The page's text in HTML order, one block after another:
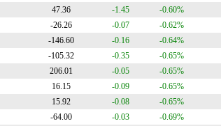
47.36 -1.45 -0.60%
-26.26 -0.07 -0.62%
-146.60 -0.16 -0.64%
-105.32 -0.35 -0.65%
206.01 -0.05 -0.65%
16.15 -0.09 -0.65%
15.92 -0.08 -0.65%
-64.00 -0.03 -0.69%